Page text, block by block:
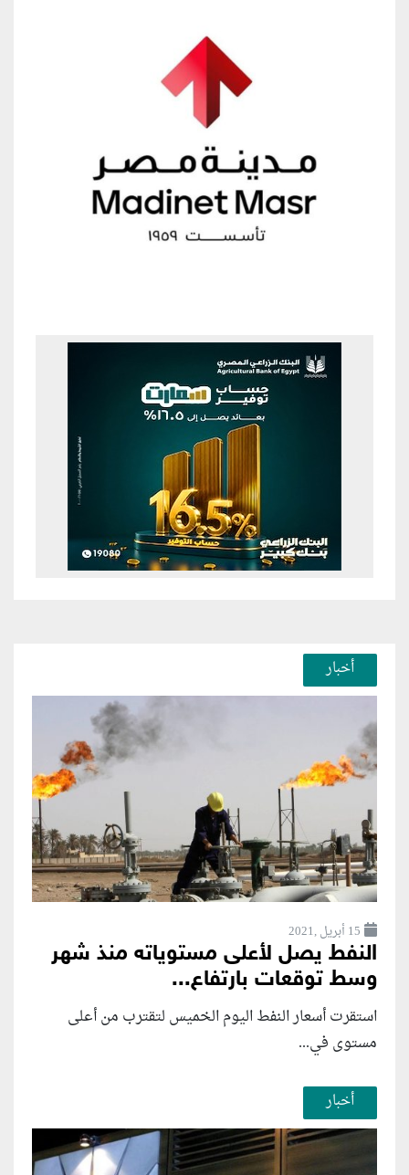
أخبار
15 أبريل ,2021
النفط يصل لأعلى مستوياته منذ شهر
وسط توقعات بارتفاع...
استقرت أسعار النفط اليوم الخميس لتقترب من أعلى
مستوى في...
أخبار